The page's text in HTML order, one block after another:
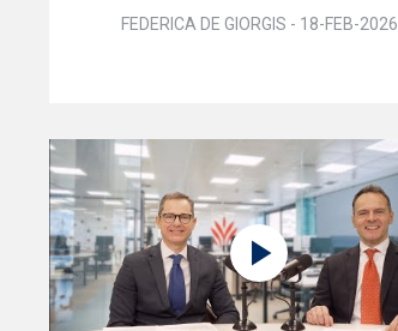
FEDERICA DE GIORGIS - 18-FEB-2026